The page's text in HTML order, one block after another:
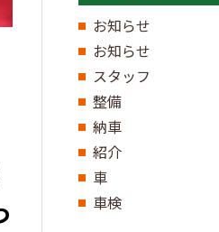
お知らせ
お知らせ
スタッフ
整備
納車
紹介
車
車検